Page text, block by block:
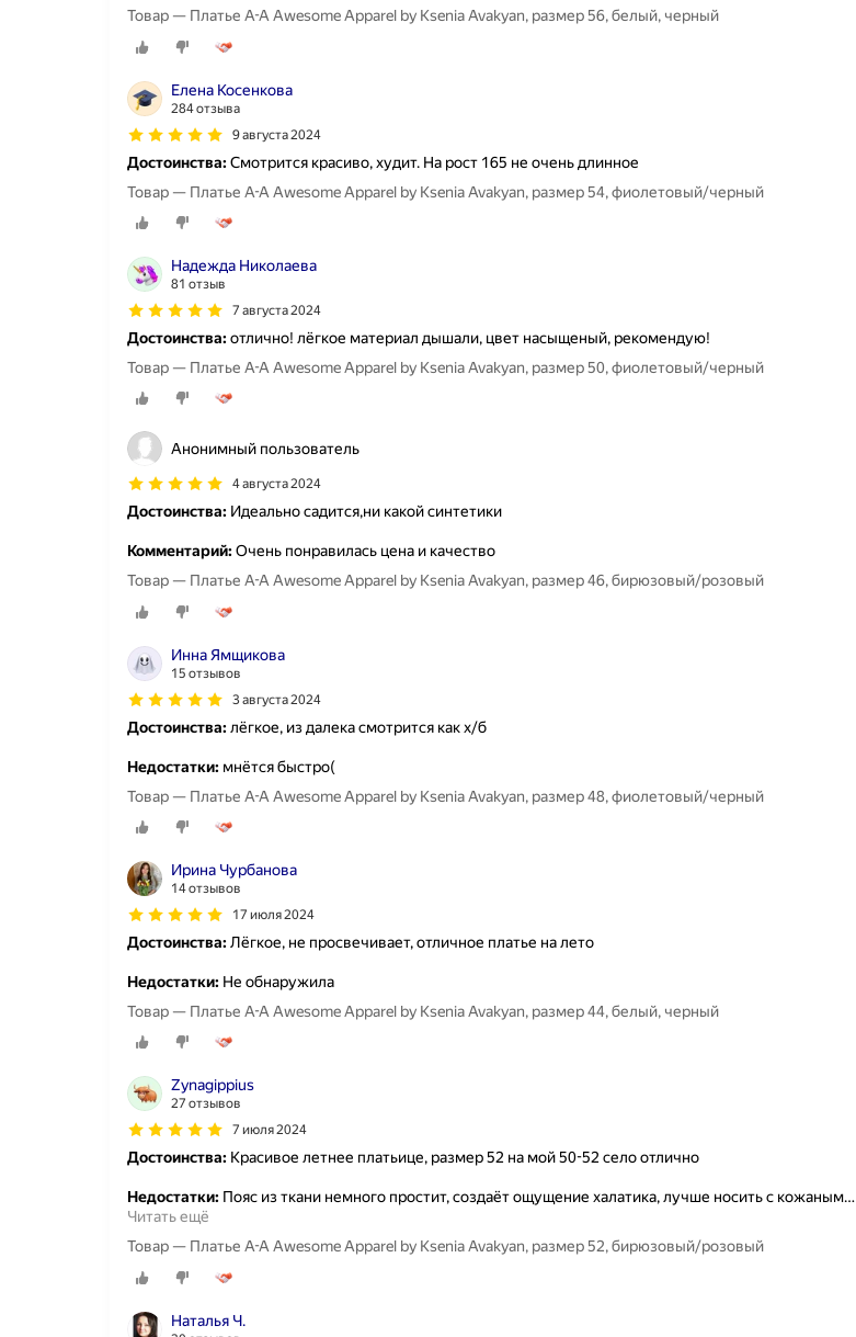
Товар — Платье A-A Awesome Apparel by Ksenia Avakyan, размер 56, белый, черный
Елена Косенкова
284 отзыва
9 августа 2024
Достоинства:Смотрится красиво, худит. На рост 165 не очень длинное
Товар — Платье A-A Awesome Apparel by Ksenia Avakyan, размер 54, фиолетовый/черный
Надежда Николаева
81 отзыв
7 августа 2024
Достоинства:отлично! лёгкое материал дышали, цвет насыщеный, рекомендую!
Товар — Платье A-A Awesome Apparel by Ksenia Avakyan, размер 50, фиолетовый/черный
Анонимный пользователь
4 августа 2024
Достоинства: Идеально садится,ни какой синтетики
Комментарий:Очень понравилась цена и качество
Товар — Платье A-A Awesome Apparel by Ksenia Avakyan, размер 46, бирюзовый/розовый
Инна Ямщикова
15 отзывов
3 августа 2024
Достоинства:лёгкое, из далека смотрится как х/б
Недостатки: мнётся быстро(
Товар — Платье A-A Awesome Apparel by Ksenia Avakyan, размер 48, фиолетовый/черный
Ирина Чурбанова
14 отзывов
17 июля 2024
Достоинства:Лёгкое, не просвечивает, отличное платье на лето
Недостатки: Не обнаружила
Товар — Платье A-A Awesome Apparel by Ksenia Avakyan, размер 44, белый, черный
Zynagippius
27 отзывов
7 июля 2024
Достоинства: Красивое летнее платьице, размер 52 на мой 50-52 село отлично
Недостатки: Пояс из ткани немного простит, создаёт ощущение халатика, лучше носить с кожаным…
Читать ещё
Товар — Платье A-A Awesome Apparel by Ksenia Avakyan, размер 52, бирюзовый/розовый
Наталья Ч.